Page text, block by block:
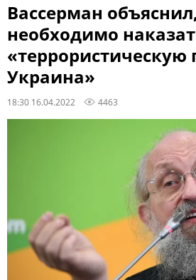
Вассерман
необходимо
«террористическую
Украина»
18:30 16.04.2022 4463